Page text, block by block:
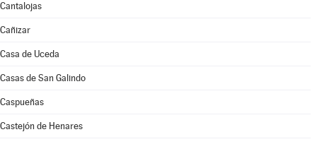
Cantalojas
Cañizar
Casa de Uceda
Casas de San Galindo
Caspueñas
Castejón de Henares